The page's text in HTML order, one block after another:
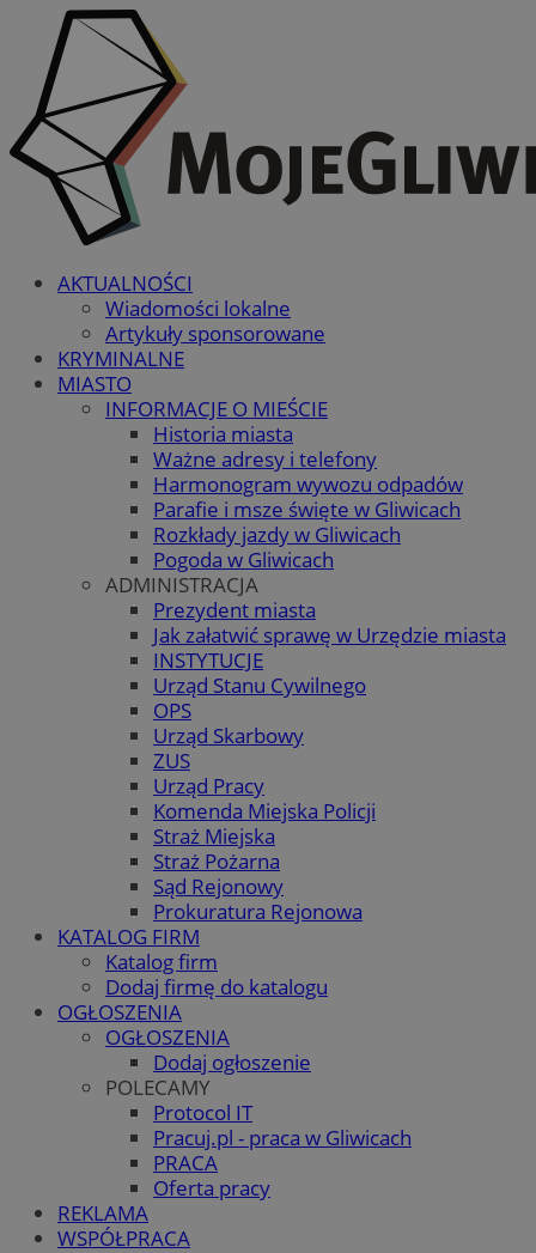
AKTUALNOŚCI
Wiadomości lokalne
Artykuły sponsorowane
KRYMINALNE
MIASTO
INFORMACJE O MIEŚCIE
Historia miasta
Ważne adresy i telefony
Harmonogram wywozu odpadów
Parafie i msze święte w Gliwicach
Rozkłady jazdy w Gliwicach
Pogoda w Gliwicach
ADMINISTRACJA
Prezydent miasta
Jak załatwić sprawę w Urzędzie miasta
INSTYTUCJE
Urząd Stanu Cywilnego
OPS
Urząd Skarbowy
ZUS
Urząd Pracy
Komenda Miejska Policji
Straż Miejska
Straż Pożarna
Sąd Rejonowy
Prokuratura Rejonowa
KATALOG FIRM
Katalog firm
Dodaj firmę do katalogu
OGŁOSZENIA
OGŁOSZENIA
Dodaj ogłoszenie
POLECAMY
Protocol IT
Pracuj.pl - praca w Gliwicach
PRACA
Oferta pracy
REKLAMA
WSPÓŁPRACA